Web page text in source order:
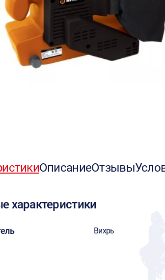
ОписаниеОтзывы
характеристики
Вихрь